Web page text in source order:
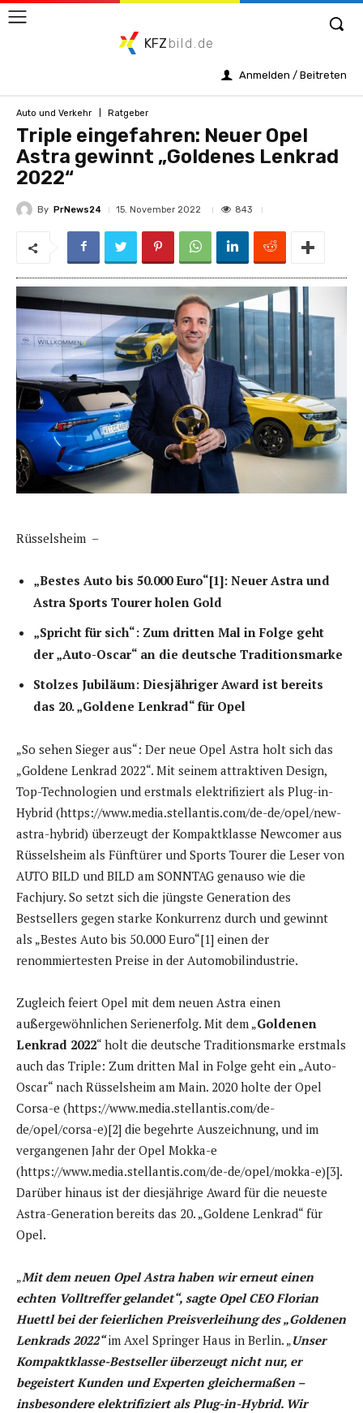
KFZ bild.de
Anmelden / Beitreten
Auto und Verkehr Ratgeber
Triple eingefahren: Neuer Opel
Astra gewinnt „Goldenes Lenkrad
2022“
By PrNews24 15. November 2022 843
Rüsselsheim –
„Bestes Auto bis 50.000 Euro“[1]: Neuer Astra und
Astra Sports Tourer holen Gold
„Spricht für sich“: Zum dritten Mal in Folge geht
der „Auto-Oscar“ an die deutsche Traditionsmarke
Stolzes Jubiläum: Diesjähriger Award ist bereits
das 20. „Goldene Lenkrad“ für Opel
„So sehen Sieger aus“: Der neue Opel Astra holt sich das
„Goldene Lenkrad 2022“. Mit seinem attraktiven Design,
Top-Technologien und erstmals elektrifiziert als Plug-in-
Hybrid (https://www.media.stellantis.com/de-de/opel/new-
astra-hybrid) überzeugt der Kompaktklasse Newcomer aus
Rüsselsheim als Fünftürer und Sports Tourer die Leser von
AUTO BILD und BILD am SONNTAG genauso wie die
Fachjury. So setzt sich die jüngste Generation des
Bestsellers gegen starke Konkurrenz durch und gewinnt
als „Bestes Auto bis 50.000 Euro“[1] einen der
renommiertesten Preise in der Automobilindustrie.
Zugleich feiert Opel mit dem neuen Astra einen
außergewöhnlichen Serienerfolg. Mit dem „Goldenen
Lenkrad 2022“ holt die deutsche Traditionsmarke erstmals
auch das Triple: Zum dritten Mal in Folge geht ein „Auto-
Oscar“ nach Rüsselsheim am Main. 2020 holte der Opel
Corsa-e (https://www.media.stellantis.com/de-
de/opel/corsa-e)[2] die begehrte Auszeichnung, und im
vergangenen Jahr der Opel Mokka-e
(https://www.media.stellantis.com/de-de/opel/mokka-e)[3].
Darüber hinaus ist der diesjährige Award für die neueste
Astra-Generation bereits das 20. „Goldene Lenkrad“ für
Opel.
„Mit dem neuen Opel Astra haben wir erneut einen
echten Volltreffer gelandet“, sagte Opel CEO Florian
Huettl bei der feierlichen Preisverleihung des „Goldenen
Lenkrads 2022“im Axel Springer Haus in Berlin. „Unser
Kompaktklasse-Bestseller überzeugt nicht nur, er
begeistert Kunden und Experten gleichermaßen –
insbesondere elektrifiziert als Plug-in-Hybrid. Wir